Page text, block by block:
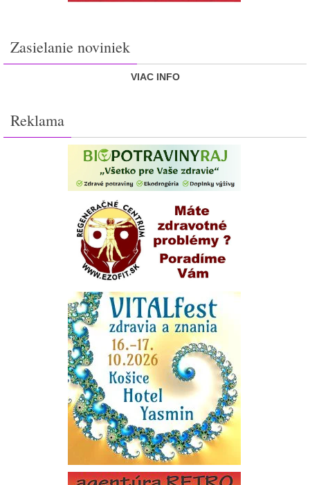
Zasielanie noviniek
VIAC INFO
Reklama